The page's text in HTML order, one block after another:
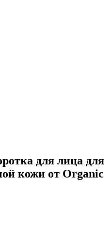
для лица для
кожи от Organic